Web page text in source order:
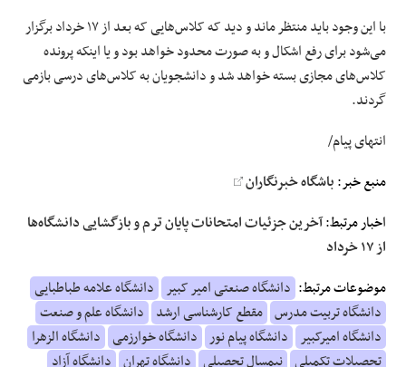
با این وجود باید منتظر ماند و دید که کلاس‌هایی که بعد از ۱۷ خرداد برگزار
می‌شود برای رفع اشکال و به صورت محدود خواهد بود و یا اینکه پرونده
کلاس‌های مجازی بسته خواهد شد و دانشجویان به کلاس‌های درسی بازمی
گردند.
انتهای پیام/
منبع خبر:باشگاه خبرنگاران
اخبار مرتبط:آخرین جزئیات امتحانات پایان ترم و بازگشایی دانشگاه‌ها
از ۱۷ خرداد
موضوعات مرتبط: دانشگاه صنعتی امیر کبیر دانشگاه علامه طباطبایی
دانشگاه تربیت مدرس مقطع کارشناسی ارشد دانشگاه علم و صنعت
دانشگاه امیرکبیر دانشگاه پیام نور دانشگاه خوارزمی دانشگاه الزهرا
تحصیلات تکمیلی نیمسال تحصیلی دانشگاه تهران دانشگاه آزاد